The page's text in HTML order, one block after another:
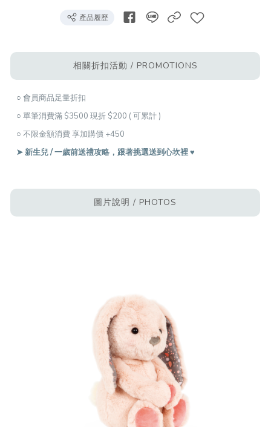
產品履歷
相關折扣活動 / PROMOTIONS
○ 會員商品足量折扣
○ 單筆消費滿 $3500 現折 $200 ( 可累計 )
○ 不限金額消費 享加購價 +450
➤ 新生兒 / 一歲前送禮攻略，跟著挑選送到心坎裡 ♥︎
圖片說明 / PHOTOS